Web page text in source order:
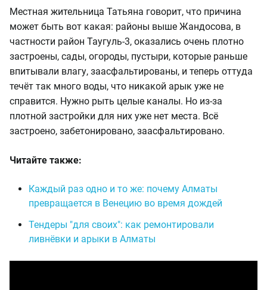
Местная жительница Татьяна говорит, что причина
может быть вот какая: районы выше Жандосова, в
частности район Таугуль-3, оказались очень плотно
застроены, сады, огороды, пустыри, которые раньше
впитывали влагу, заасфальтированы, и теперь оттуда
течёт так много воды, что никакой арык уже не
справится. Нужно рыть целые каналы. Но из-за
плотной застройки для них уже нет места. Всё
застроено, забетонировано, заасфальтировано.
Читайте также:
Каждый раз одно и то же: почему Алматы
превращается в Венецию во время дождей
Тендеры "для своих": как ремонтировали
ливнёвки и арыки в Алматы